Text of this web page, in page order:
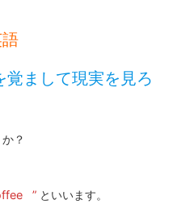
まして現実を見ろ
？
” といいます。